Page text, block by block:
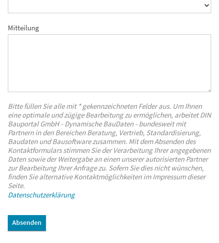
Mitteilung
Bitte füllen Sie alle mit * gekennzeichneten Felder aus. Um Ihnen
eine optimale und zügige Bearbeitung zu ermöglichen, arbeitet DIN
Bauportal GmbH - Dynamische BauDaten - bundesweit mit
Partnern in den Bereichen Beratung, Vertrieb, Standardisierung,
Baudaten und Bausoftware zusammen. Mit dem Absenden des
Kontaktformulars stimmen Sie der Verarbeitung Ihrer angegebenen
Daten sowie der Weitergabe an einen unserer autorisierten Partner
zur Bearbeitung Ihrer Anfrage zu. Sofern Sie dies nicht wünschen,
finden Sie alternative Kontaktmöglichkeiten im Impressum dieser
Seite.
Datenschutzerklärung
Absenden